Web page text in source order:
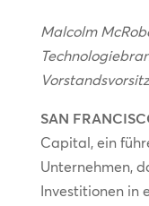
Malcolm
SAN
Capital, ein
Unternehmen,
Investitionen in